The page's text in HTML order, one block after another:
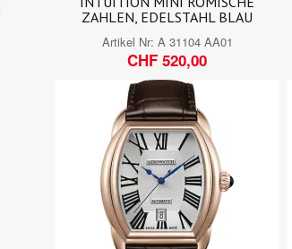
ZAHLEN, EDELSTAHL BLAU
Artikel Nr: A 31104 AA01
CHF 520,00